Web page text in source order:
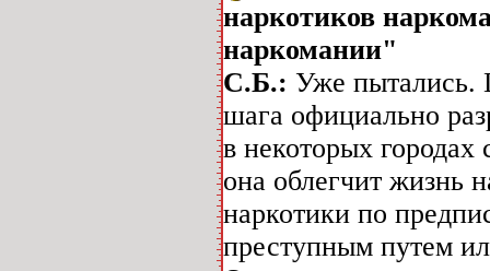
наркотиков
наркомании"
С.Б.: Уже пытались.
шага официально
в некоторых
она облегчит жизнь
наркотики по
преступным путем